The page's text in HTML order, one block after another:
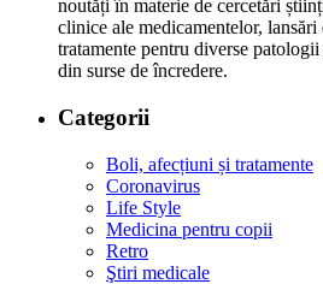
noutăți în materie de cercetări
clinice ale medicamentelor, lansări
tratamente pentru diverse
din surse de încredere.
Categorii
Boli, afecțiuni și tratamente
Coronavirus
Life Style
Medicina pentru copii
Retro
Ştiri medicale